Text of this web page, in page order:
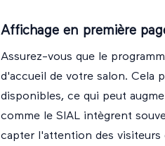
Affichage en première
Assurez-vous que le
d'accueil de votre salon. Cela
disponibles, ce qui peut
comme le SIAL intègrent
capter l'attention des visiteurs